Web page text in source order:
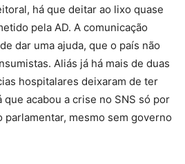
há que deitar ao lixo quase
pela AD. A comunicação
dar uma ajuda, que o país não
Aliás já há mais de duas
hospitalares deixaram de ter
acabou a crise no SNS só por
mesmo sem governo